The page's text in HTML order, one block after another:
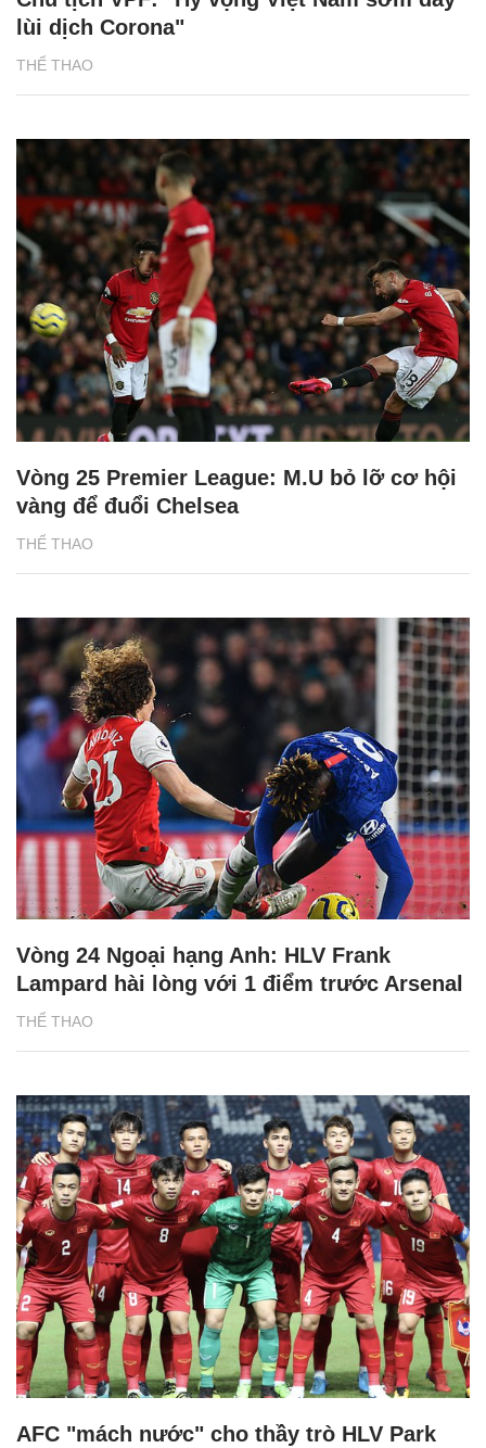
THỂ THAO
lùi dịch Corona"
THỂ THAO
Vòng 25 Premier League: M.U bỏ lỡ cơ hội
vàng để đuổi Chelsea
THỂ THAO
Vòng 24 Ngoại hạng Anh: HLV Frank
Lampard hài lòng với 1 điểm trước Arsenal
AFC "mách nước" cho thầy trò HLV Park